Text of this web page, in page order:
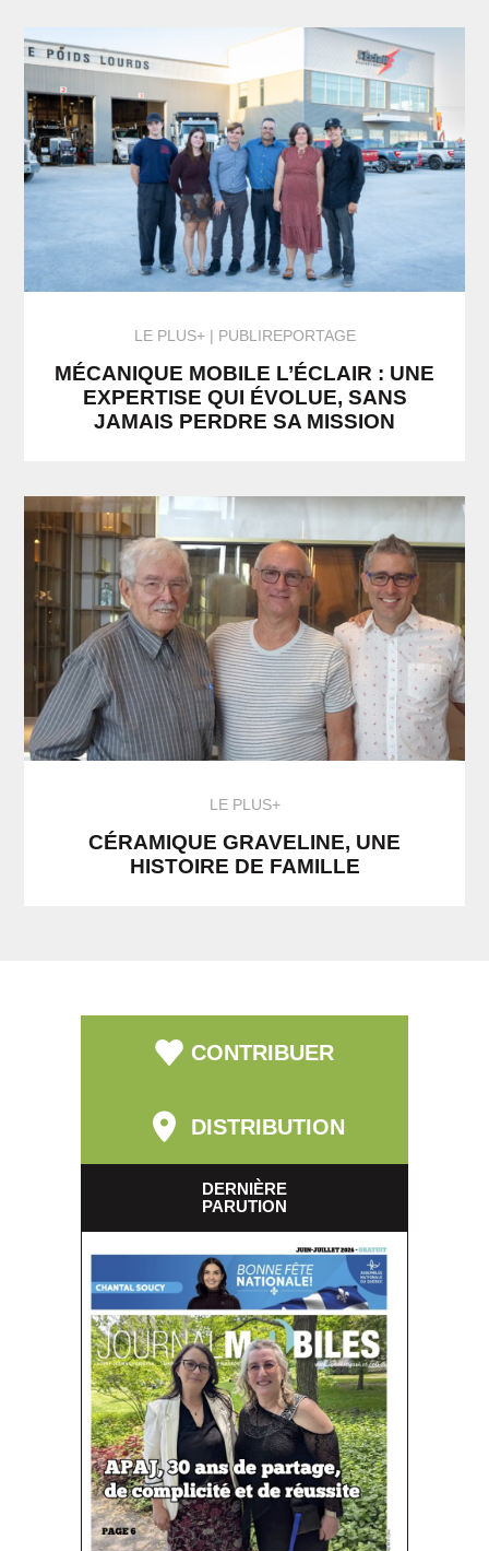
LE PLUS+ PUBLIREPORTAGE
MÉCANIQUE MOBILE L’ÉCLAIR : UNE
EXPERTISE QUI ÉVOLUE, SANS
JAMAIS PERDRE SA MISSION
LE PLUS+
CÉRAMIQUE GRAVELINE, UNE
HISTOIRE DE FAMILLE
CONTRIBUER
DISTRIBUTION
DERNIÈRE
PARUTION